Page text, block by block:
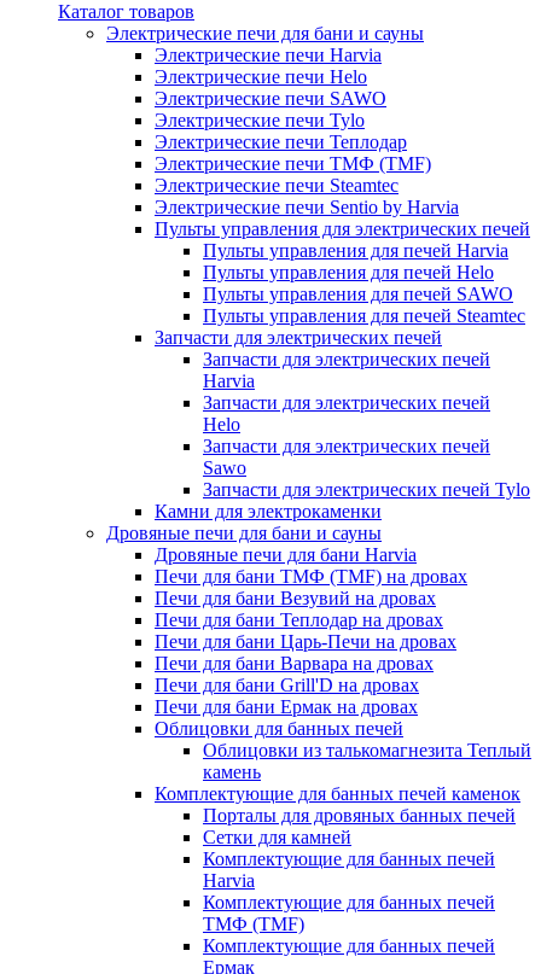
Каталог товаров
Электрические печи для бани и сауны
Электрические печи Harvia
Электрические печи Helo
Электрические печи SAWO
Электрические печи Tylo
Электрические печи Теплодар
Электрические печи ТМФ (TMF)
Электрические печи Steamtec
Электрические печи Sentio by Harvia
Пульты управления для электрических печей
Пульты управления для печей Harvia
Пульты управления для печей Helo
Пульты управления для печей SAWO
Пульты управления для печей Steamtec
Запчасти для электрических печей
Запчасти для электрических печей
Harvia
Запчасти для электрических печей
Helo
Запчасти для электрических печей
Sawo
Запчасти для электрических печей Tylo
Камни для электрокаменки
Дровяные печи для бани и сауны
Дровяные печи для бани Harvia
Печи для бани ТМФ (TMF) на дровах
Печи для бани Везувий на дровах
Печи для бани Теплодар на дровах
Печи для бани Царь-Печи на дровах
Печи для бани Варвара на дровах
Печи для бани Grill'D на дровах
Печи для бани Ермак на дровах
Облицовки для банных печей
Облицовки из талькомагнезита Теплый
камень
Комплектующие для банных печей каменок
Порталы для дровяных банных печей
Сетки для камней
Комплектующие для банных печей
Harvia
Комплектующие для банных печей
ТМФ (TMF)
Комплектующие для банных печей
Ермак